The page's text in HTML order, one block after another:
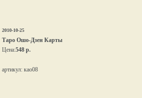
2010-10-25
Таро Ошо-Дзен Карты
Цена:548 р.
артикул: као08